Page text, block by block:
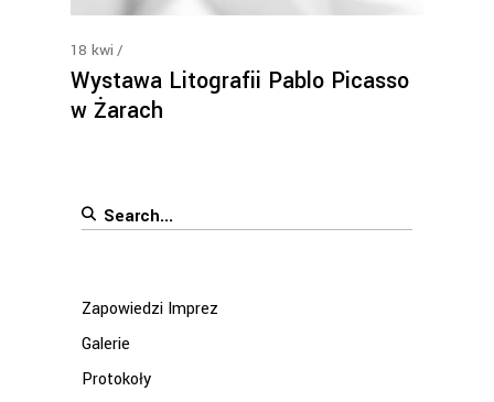
18 kwi
Wystawa Litografii Pablo Picasso
w Żarach
Search
Zapowiedzi Imprez
Galerie
Protokoły